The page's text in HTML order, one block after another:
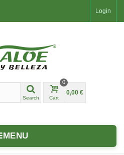
Login
Search Cart
0
0,00 €
MENU